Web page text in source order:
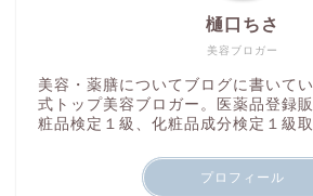
美容ブロガー
樋口ちさ
美容・薬膳についてブログに書いて
式トップ美容ブロガー。医薬品登録
粧品検定１級、化粧品成分検定１級取
プロフィール